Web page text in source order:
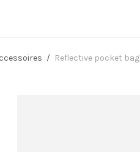
/ Reflective pocket bag